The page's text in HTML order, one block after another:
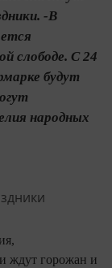
-В
слободе. С 24
будут
народных
ждут горожан и